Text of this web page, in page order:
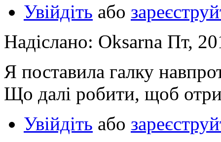
Увійдіть або
Надіслано: Oksarna Пт,
Я поставила галку
Що далі робити, щоб
Увійдіть або